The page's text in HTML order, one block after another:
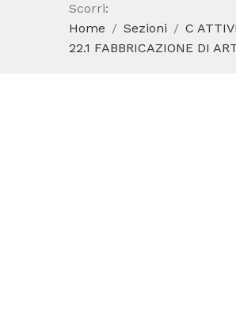
Scorri:
Home
Sezioni C
22.1 FABBRICAZIONE DI